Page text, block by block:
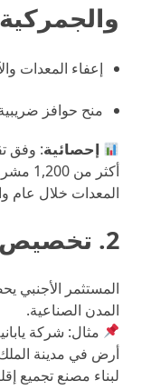
والجمركية
إعفاء المعدات
منح حوافز
إحصائية
أكثر
المعدات خلال عام
2. تخصيص الأراضي الصناعية
المستثمر الأجنبي
المدن الصناعية.
مثال: شركة
أرض في مدينة الملك
لبناء مصنع تجميع